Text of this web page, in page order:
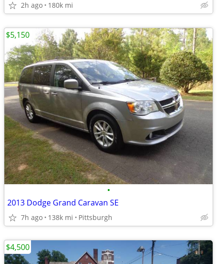
2h ago 180k mi
•
2013 Dodge Grand Caravan SE
7h ago 138k mi Pittsburgh
$5,150
$4,500